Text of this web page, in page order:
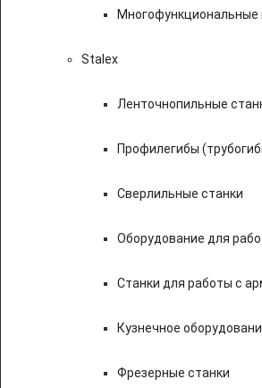
Stalex
Ленточнопильные
Профилегибы
Сверлильные станки
Оборудование для
Станки для работы с
Кузнечное
Фрезерные станки